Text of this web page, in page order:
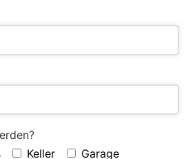
Keller
Garage